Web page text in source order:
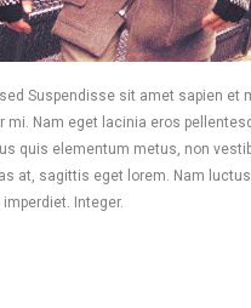
Suspendisse sit amet sapien
mi. Nam eget lacinia eros
quis elementum metus, non
at, sagittis eget lorem. Nam
Integer.